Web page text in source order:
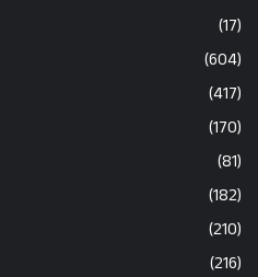
(17)
(604)
(417)
(170)
(81)
(182)
(210)
(216)